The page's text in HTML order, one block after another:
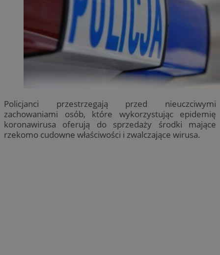
Policjanci przestrzegają przed nieuczciwymi
zachowaniami osób, które wykorzystując epidemię
koronawirusa oferują do sprzedaży środki mające
rzekomo cudowne właściwości i zwalczające wirusa.